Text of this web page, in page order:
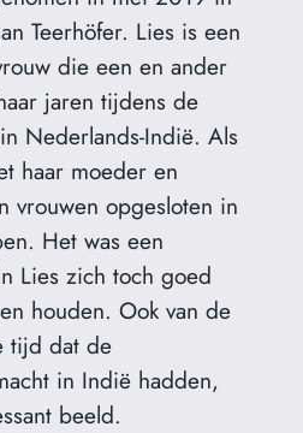
Teerhöfer. Lies is een
die een en ander
jaren tijdens de
Nederlands-Indië. Als
haar moeder en
vrouwen opgesloten in
Het was een
Lies zich toch goed
houden. Ook van de
tijd dat de
in Indië hadden,
beeld.